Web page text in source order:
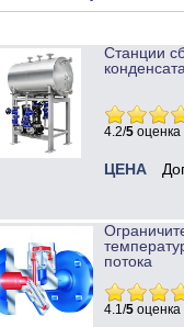
Станции
4.2/5 оценка
ЦЕНА
потока
4.1/5 оценка